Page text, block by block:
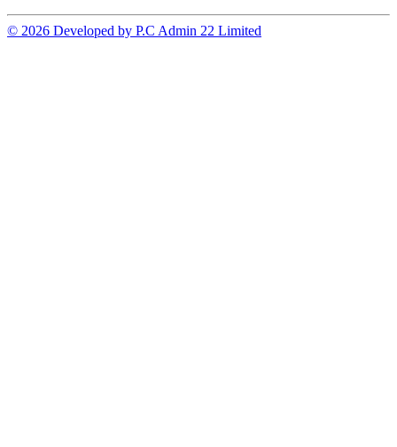
© 2026 Developed by P.C Admin 22 Limited